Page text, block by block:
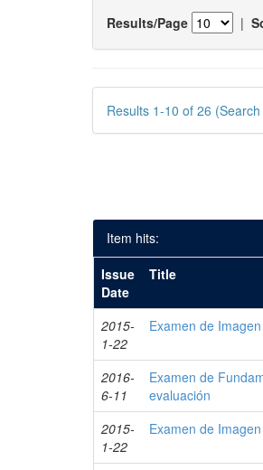
Results/Page |
Results 1-10 of 26
Item hits:
Issue
Date
Title
2015-
1-22
Examen de
2016-
6-11
Examen de
evaluación
2015-
1-22
Examen de